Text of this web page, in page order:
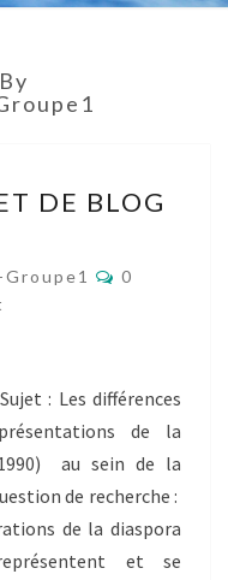
DE BLOG
Comments
0
: Les différences
de la
au sein de la
de recherche :
de la diaspora
et se